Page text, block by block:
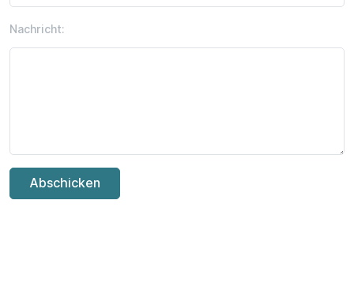
Nachricht:
Abschicken